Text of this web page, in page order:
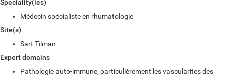
Speciality(ies)
Médecin spécialiste en rhumatologie
Site(s)
Sart Tilman
Expert domains
Pathologie auto-immune, particulièrement les vascularites des